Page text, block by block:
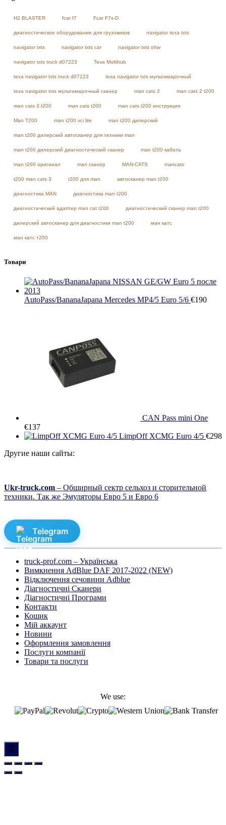
H2 BLASTER fcar f7 Fcar F7s-D
диагностическое оборудование для грузовиков navigator texa txts
navigator txts navigator txts car navigator txts ohw
navigator txts truck d07223 Texa Multihub
texa navigator txts truck d07223 texa navigator txts мультимарочный
texa navigator txts мультимарочный сканер man cats 2 man cats 2 t200
man cats 3 t200 man cats t200 man cats t200 инструкция
Man T200 man t200 vci lite man t200 дилерский
man t200 дилерский автосканер для техники man
man t200 дилерский диагностический сканер man t200 кабель
man t200 оригинал man сканер MAN-CATS mancats
t200 man cats 3 t200 для man автосканер man t200
диагностика MAN диагностика man t200
диагностический адаптер man cat t200 диагностический сканер man t200
дилерский автосканер для диагностики man t200 ман катс
ман катс т200
Товари
AutoPass/BananaJapana Mercedes MP4/5 Euro 5/6 €190
CAN Pass mini One
€137
LimpOff XCMG Euro 4/5 €298
Другие наши сайты:
Ukr-truck.com – Обширный сектр сельхоз и сторительной
техники. Так же Эмуляторы Евро 5 и Евро 6
Telegram
truck-prof.com – Українська
Вимкнення AdBlue DAF 2017-2022 (NEW)
Відключення сечовини Adblue
Діагностичні Cканери
Діагностичні Програми
Контакти
Кошик
Мій аккаунт
Новини
Оформлення замовлення
Послуги компанії
Товари та послуги
We use: